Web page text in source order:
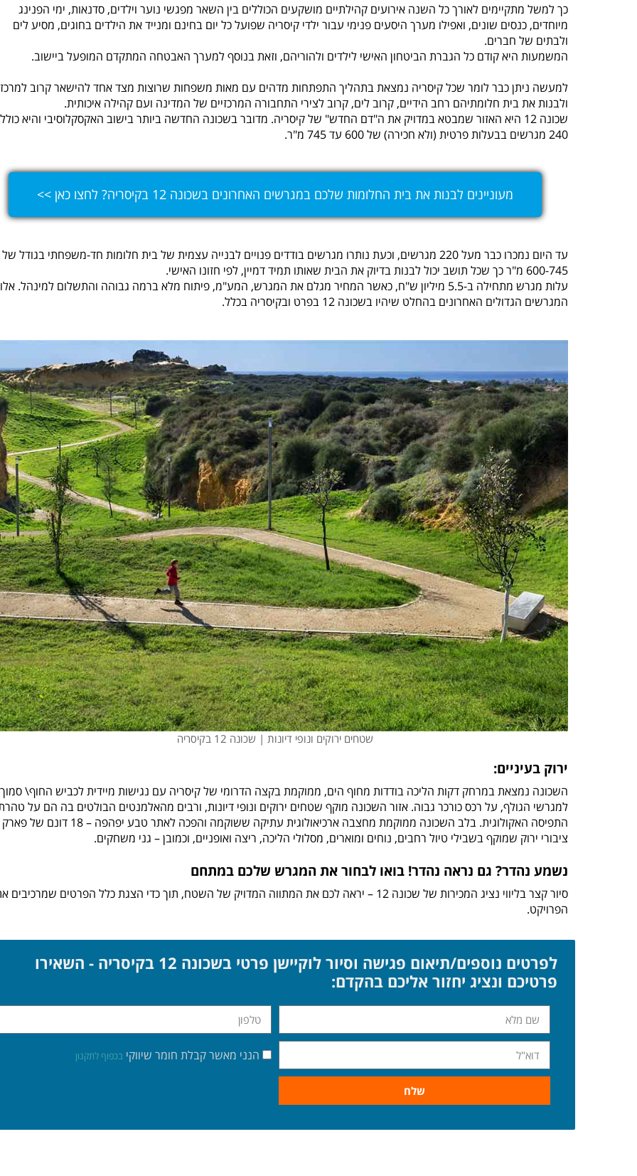
כך למשל מתקיימים לאורך כל השנה אירועים קהילתיים מושקעים הכוללים בין השאר מפגשי נוער וילדים, סדנאות, ימי הפנינג
מיוחדים, כנסים שונים, ואפילו מערך היסעים פנימי עבור ילדי קיסריה שפועל כל יום בחינם ומנייד את הילדים בחוגים, מסיע לים
ולבתים של חברים.
המשמעות היא קודם כל הגברת הביטחון האישי לילדים ולהוריהם, וזאת בנוסף למערך האבטחה המתקדם המופעל ביישוב.
למעשה ניתן כבר לומר שכל קיסריה נמצאת בתהליך התפתחות מדהים עם מאות משפחות שרוצות מצד אחד להישאר קרוב למרכז
ולבנות את בית חלומתיהם רחב הידיים, קרוב לים, קרוב לצירי התחבורה המרכזיים של המדינה ועם קהילה איכותית.
שכונה 12 היא האזור שמבטא במדויק את ה"דם החדש" של קיסריה. מדובר בשכונה החדשה ביותר בישוב האקסקלוסיבי והיא
240 מגרשים בבעלות פרטית (ולא חכירה) של 600 עד 745 מ"ר.
מעוניינים לבנות את בית החלומות שלכם במגרשים האחרונים בשכונה 12 בקיסריה? לחצו כאן >>
עד היום נמכרו כבר מעל 220 מגרשים, וכעת נותרו מגרשים בודדים פנויים לבנייה עצמית של בית חלומות חד-משפחתי בגודל
600-745 מ"ר כך שכל תושב יכול לבנות בדיוק את הבית שאותו תמיד דמיין, לפי חזונו האישי.
עלות מגרש מתחילה ב-5.5 מיליון ש"ח, כאשר המחיר מגלם את המגרש, המע"מ, פיתוח מלא ברמה גבוהה והתשלום למינהל.
אלו
המגרשים הגדולים האחרונים בהחלט שיהיו בשכונה 12 בפרט ובקיסריה בכלל.
שטחים ירוקים ונופי דיונות | שכונה 12 בקיסריה
ירוק בעיניים:
השכונה נמצאת במרחק דקות הליכה בודדות מחוף הים, ממוקמת בקצה הדרומי של קיסריה עם נגישות מיידית לכביש החוף\ סמוך
למגרשי הגולף, על רכס כורכר גבוה. אזור השכונה מוקף שטחים ירוקים ונופי דיונות, ורבים מהאלמנטים הבולטים בה הם על
התפיסה האקולוגית. בלב השכונה ממוקמת מחצבה ארכיאולוגית עתיקה ששוקמה והפכה לאתר טבע יפהפה – 18 דונם של פארק
ציבורי ירוק שמוקף בשבילי טיול רחבים, נוחים ומוארים, מסלולי הליכה, ריצה ואופניים, וכמובן – גני משחקים.
נשמע נהדר? גם נראה נהדר! בואו לבחור את המגרש שלכם במתחם
סיור קצר בליווי נציג המכירות של שכונה 12 – יראה לכם את המתווה המדויק של השטח, תוך כדי הצגת כלל הפרטים שמרכיבים
הפרויקט.
לפרטים נוספים/תיאום פגישה וסיור לוקיישן פרטי בשכונה 12 בקיסריה - השאירו
פרטיכם ונציג יחזור אליכם בהקדם:
הנני מאשר קבלת חומר שיווקיבכפוף לתקנון
שלח